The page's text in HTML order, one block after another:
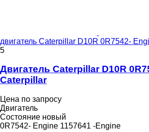
двигатель Caterpillar D10R 0R7542-
5
Двигатель Caterpillar D10R
Caterpillar
Цена по запросу
Двигатель
Состояние новый
0R7542- Engine 1157641 -Engine